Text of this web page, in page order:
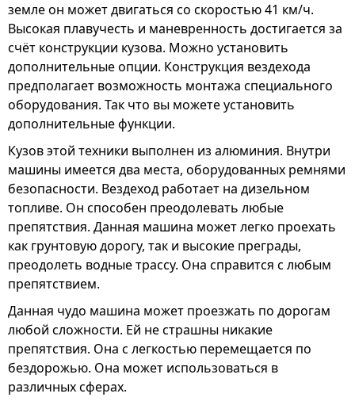
земле он может двигаться со скоростью 41 км/ч.
Высокая плавучесть и маневренность достигается за
счёт конструкции кузова. Можно установить
дополнительные опции. Конструкция вездехода
предполагает возможность монтажа специального
оборудования. Так что вы можете установить
дополнительные функции.
Кузов этой техники выполнен из алюминия. Внутри
машины имеется два места, оборудованных ремнями
безопасности. Вездеход работает на дизельном
топливе. Он способен преодолевать любые
препятствия. Данная машина может легко проехать
как грунтовую дорогу, так и высокие преграды,
преодолеть водные трассу. Она справится с любым
препятствием.
Данная чудо машина может проезжать по дорогам
любой сложности. Ей не страшны никакие
препятствия. Она с легкостью перемещается по
бездорожью. Она может использоваться в
различных сферах.